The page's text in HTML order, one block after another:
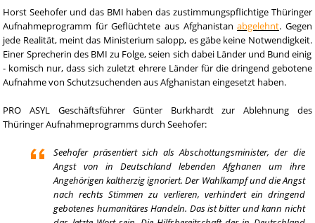
Horst Seehofer und das BMI haben das zustimmungspflichtige Thüringer
Aufnahmeprogramm für Geflüchtete aus Afghanistanabgelehnt. Gegen
jede Realität, meint das Ministerium salopp, es gäbe keine Notwendigkeit.
Einer Sprecherin des BMI zu Folge, seien sich dabei Länder und Bund einig
- komisch nur, dass sich zuletzt ehrere Länder für die dringend gebotene
Aufnahme von Schutzsuchenden ausAfghanistaneingesetzt haben.
PRO ASYL Geschäftsführer Günter Burkhardt zur Ablehnung des
Thüringer Aufnahmeprogramms durch Seehofer:
Seehofer präsentiert sich als Abschottungsminister, der die
Angst von in Deutschland lebenden Afghanen um ihre
Angehörigen kaltherzig ignoriert. Der Wahlkampf und die Angst
nach rechts Stimmen zu verlieren, verhindert ein dringend
gebotenes humanitäres Handeln. Das ist bitter und kann nicht